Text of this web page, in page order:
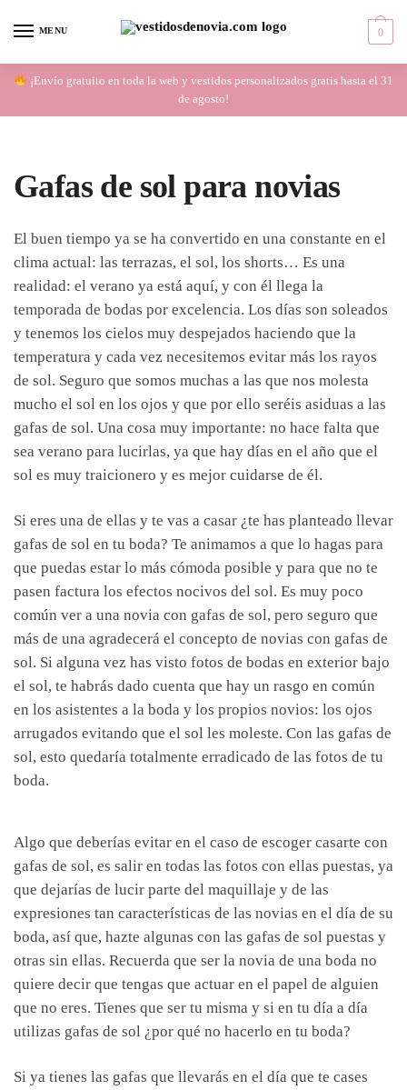
MENU 0
¡Envío gratuito en toda la web y vestidos personalizados gratis hasta el 31
de agosto!
Gafas de sol para novias
El buen tiempo ya se ha convertido en una constante en el
clima actual: las terrazas, el sol, los shorts… Es una
realidad: el verano ya está aquí, y con él llega la
temporada de bodas por excelencia. Los días son soleados
y tenemos los cielos muy despejados haciendo que la
temperatura y cada vez necesitemos evitar más los rayos
de sol. Seguro que somos muchas a las que nos molesta
mucho el sol en los ojos y que por ello seréis asiduas a las
gafas de sol. Una cosa muy importante: no hace falta que
sea verano para lucirlas, ya que hay días en el año que el
sol es muy traicionero y es mejor cuidarse de él.
Si eres una de ellas y te vas a casar ¿te has planteado llevar
gafas de sol en tu boda? Te animamos a que lo hagas para
que puedas estar lo más cómoda posible y para que no te
pasen factura los efectos nocivos del sol. Es muy poco
común ver a una novia con gafas de sol, pero seguro que
más de una agradecerá el concepto de novias con gafas de
sol. Si alguna vez has visto fotos de bodas en exterior bajo
el sol, te habrás dado cuenta que hay un rasgo en común
en los asistentes a la boda y los propios novios: los ojos
arrugados evitando que el sol les moleste. Con las gafas de
sol, esto quedaría totalmente erradicado de las fotos de tu
boda.
Algo que deberías evitar en el caso de escoger casarte con
gafas de sol, es salir en todas las fotos con ellas puestas, ya
que dejarías de lucir parte del maquillaje y de las
expresiones tan características de las novias en el día de su
boda, así que, hazte algunas con las gafas de sol puestas y
otras sin ellas. Recuerda que ser la novia de una boda no
quiere decir que tengas que actuar en el papel de alguien
que no eres. Tienes que ser tu misma y si en tu día a día
utilizas gafas de sol ¿por qué no hacerlo en tu boda?
Si ya tienes las gafas que llevarás en el día que te cases